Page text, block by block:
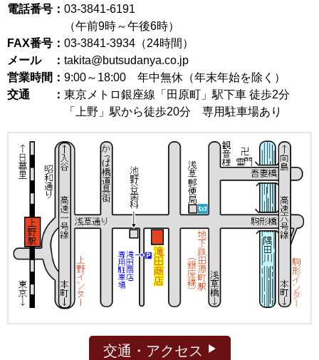
電話番号： 03-3841-6191
（午前9時～午後6時）
FAX番号： 03-3841-3934（24時間）
メール ： takita@butsudanya.co.jp
営業時間： 9:00～18:00 年中無休（年末年始を除く）
交通 ： 東京メトロ銀座線「田原町」駅下車 徒歩2分
「上野」駅から徒歩20分 専用駐車場あり
交通・アクセス